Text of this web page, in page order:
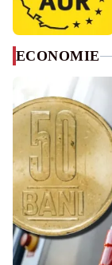
ECONOMIE